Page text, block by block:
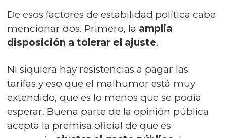
De esos factores de estabilidad política cabe
mencionar dos. Primero, la amplia
disposición a tolerar el ajuste.
Ni siquiera hay resistencias a pagar las
tarifas y eso que el malhumor está muy
extendido, que es lo menos que se podía
esperar. Buena parte de la opinión pública
acepta la premisa oficial de que es